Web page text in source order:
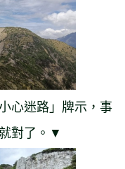
心迷路」牌示，事
對了。▼